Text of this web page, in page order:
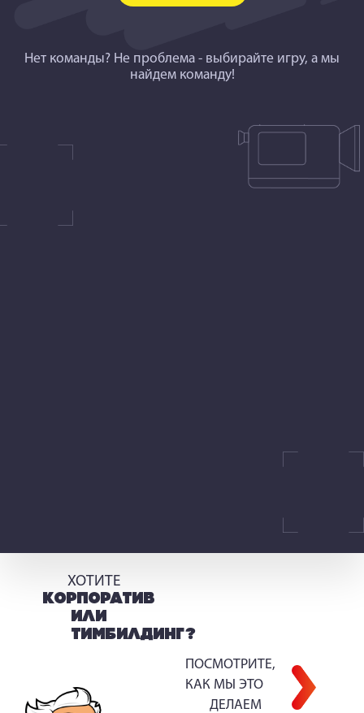
Нет команды? Не проблема - выбирайте игру, а мы
найдем команду!
ХОТИТЕ
КОРПОРАТИВ
ИЛИ
ТИМБИЛДИНГ?
ПОСМОТРИТЕ,
КАК МЫ ЭТО
ДЕЛАЕМ